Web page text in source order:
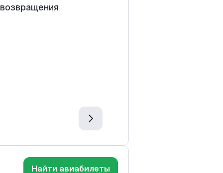
Найти авиабилеты